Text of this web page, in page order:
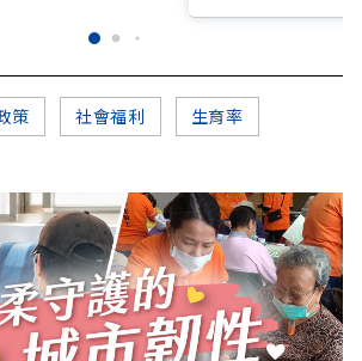
策 社會福利 生育率